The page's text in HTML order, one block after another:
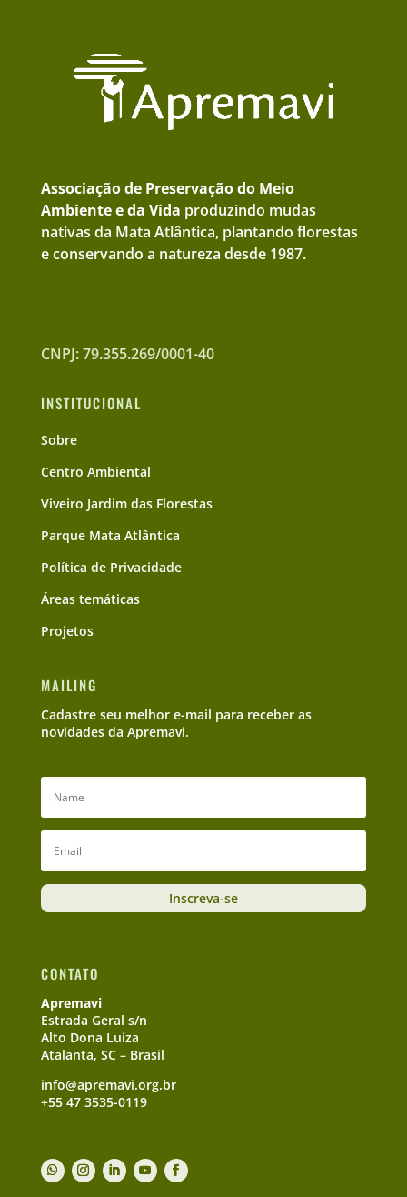
Associação de Preservação do Meio
Ambiente e da Vida produzindo mudas
nativas da Mata Atlântica, plantando florestas
e conservando a natureza desde 1987.
CNPJ: 79.355.269/0001-40
INSTITUCIONAL
Sobre
Centro Ambiental
Viveiro Jardim das Florestas
Parque Mata Atlântica
Política de Privacidade
Áreas temáticas
Projetos
MAILING
Cadastre seu melhor e-mail para receber as
novidades da Apremavi.
Inscreva-se
CONTATO
Apremavi
Estrada Geral s/n
Alto Dona Luiza
Atalanta, SC – Brasil
info@apremavi.org.br
+55 47 3535-0119